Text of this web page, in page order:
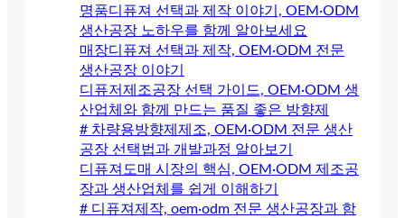
명품디퓨져 선택과 제작 이야기, OEM·ODM
생산공장 노하우를 함께 알아보세요
매장디퓨져 선택과 제작, OEM·ODM 전문
생산공장 이야기
디퓨저제조공장 선택 가이드, OEM·ODM 생
산업체와 함께 만드는 품질 좋은 방향제
# 차량용방향제제조, OEM·ODM 전문 생산
공장 선택법과 개발과정 알아보기
디퓨져도매 시장의 핵심, OEM·ODM 제조공
장과 생산업체를 쉽게 이해하기
# 디퓨져제작, oem·odm 전문 생산공장과 함